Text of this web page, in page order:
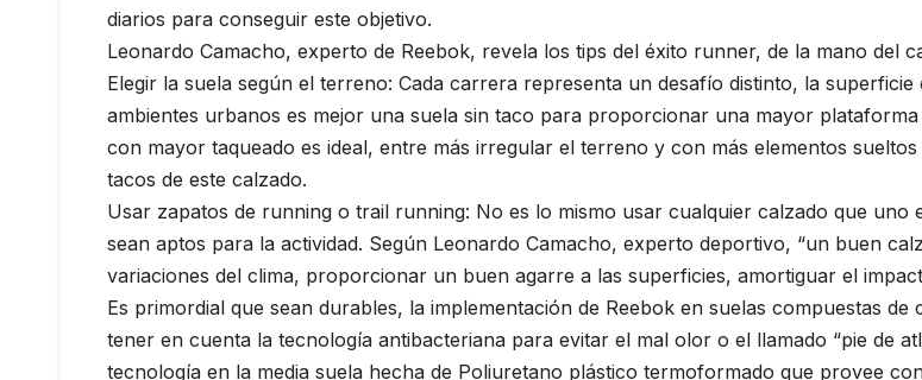
diarios para conseguir este objetivo.
Leonardo Camacho, experto de Reebok, revela los tips del éxito runner, de la mano del
Elegir la suela según el terreno: Cada carrera representa un desafío distinto, la
ambientes urbanos es mejor una suela sin taco para proporcionar una mayor
con mayor taqueado es ideal, entre más irregular el terreno y con más elementos
tacos de este calzado.
Usar zapatos de running o trail running: No es lo mismo usar cualquier calzado que
sean aptos para la actividad. Según Leonardo Camacho, experto deportivo, “un buen
variaciones del clima, proporcionar un buen agarre a las superficies, amortiguar el
Es primordial que sean durables, la implementación de Reebok en suelas compuestas
tener en cuenta la tecnología antibacteriana para evitar el mal olor o el llamado “pie de
tecnología en la media suela hecha de Poliuretano plástico termoformado que provee